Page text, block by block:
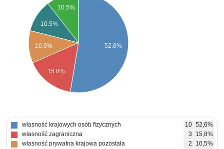
10.5%
10.5%
10.5%
15.8%
52.6%
własność krajowych osób fizycznych 10 52,6%
własność zagraniczna
3
15,8%
własność prywatna krajowa pozostała
2
10,5%